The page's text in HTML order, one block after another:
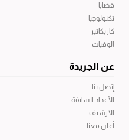
قضايا
تكنولوجيا
كاريكاتير
الوفيات
عن الجريدة
إتصل بنا
الأعداد السابقة
الارشيف
أعلن معنا